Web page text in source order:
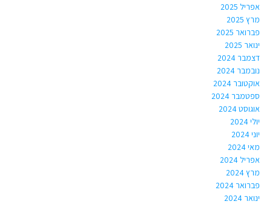
אפריל 2025
מרץ 2025
פברואר 2025
ינואר 2025
דצמבר 2024
נובמבר 2024
אוקטובר 2024
ספטמבר 2024
אוגוסט 2024
יולי 2024
יוני 2024
מאי 2024
אפריל 2024
מרץ 2024
פברואר 2024
ינואר 2024